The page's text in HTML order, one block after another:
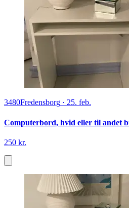
3480Fredensborg · 25. feb.
Computerbord, hvid eller til andet
250 kr.